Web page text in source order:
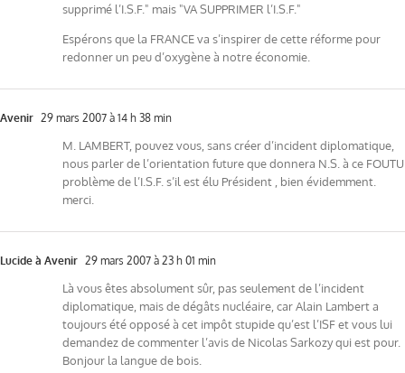
supprimé l’I.S.F." mais "VA SUPPRIMER l’I.S.F."
Espérons que la FRANCE va s’inspirer de cette réforme pour
redonner un peu d’oxygène à notre économie.
Avenir 29 mars 2007 à 14 h 38 min
M. LAMBERT, pouvez vous, sans créer d’incident diplomatique,
nous parler de l’orientation future que donnera N.S. à ce FOUTU
problème de l’I.S.F. s’il est élu Président , bien évidemment.
merci.
Lucide à Avenir 29 mars 2007 à 23 h 01 min
Là vous êtes absolument sûr, pas seulement de l’incident
diplomatique, mais de dégâts nucléaire, car Alain Lambert a
toujours été opposé à cet impôt stupide qu’est l’ISF et vous lui
demandez de commenter l’avis de Nicolas Sarkozy qui est pour.
Bonjour la langue de bois.